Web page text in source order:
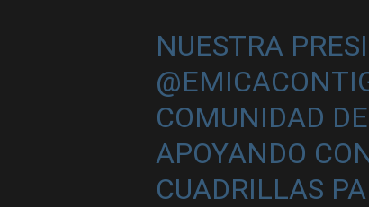
NUESTRA
COMUNIDAD
APOYANDO
CUADRILLAS